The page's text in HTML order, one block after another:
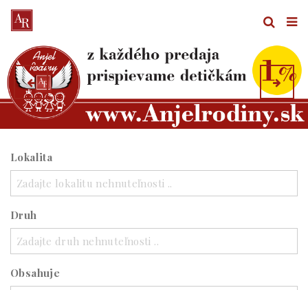
Lokalita
Zadajte lokalitu nehnuteľnosti ..
Druh
Zadajte druh nehnuteľnosti ..
Obsahuje